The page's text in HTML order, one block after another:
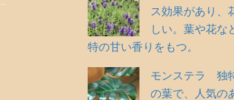
ス効果があり、
しい。葉や花な
特の甘い香りをもつ。
モンステラ 独
の葉で、人気の